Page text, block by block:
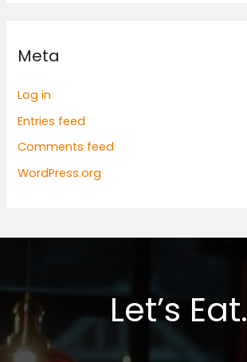
Meta
Log in
Entries feed
Comments feed
WordPress.org
Let’s Eat.